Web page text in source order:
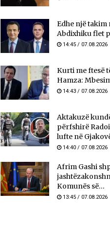
Edhe një takim
Abdixhiku flet
14:45 / 07.08.2026
Kurti me ftesë
Hamza:
14:43 / 07.08.2026
Aktakuzë
përfshirë
lufte në
14:40 / 07.08.2026
Afrim Gashi
Komunës së...
13:45 / 07.08.2026